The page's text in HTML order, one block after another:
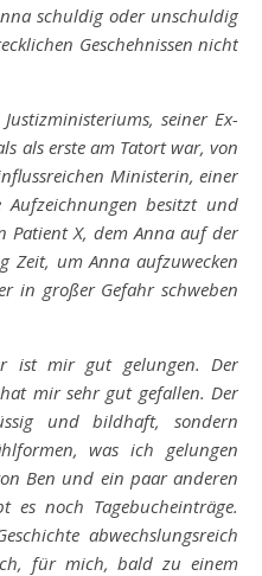
schuldig oder unschuldig
Geschehnissen nicht
seiner Ex-
als erste am Tatort war, von
Ministerin, einer
Aufzeichnungen besitzt und
Patient X, dem Anna auf der
Zeit, um Anna aufzuwecken
in großer Gefahr schweben
ist mir gut gelungen. Der
mir sehr gut gefallen. Der
und bildhaft, sondern
was ich gelungen
Ben und ein paar anderen
es noch Tagebucheinträge.
abwechslungsreich
für mich, bald zu einem